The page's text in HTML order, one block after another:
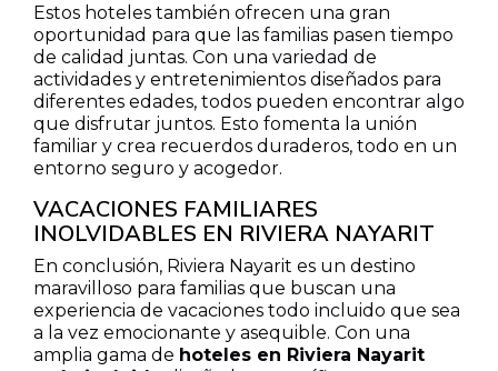
Estos hoteles también ofrecen una gran
oportunidad para que las familias pasen tiempo
de calidad juntas. Con una variedad de
actividades y entretenimientos diseñados para
diferentes edades, todos pueden encontrar algo
que disfrutar juntos. Esto fomenta la unión
familiar y crea recuerdos duraderos, todo en un
entorno seguro y acogedor.
VACACIONES FAMILIARES
INOLVIDABLES EN RIVIERA NAYARIT
En conclusión, Riviera Nayarit es un destino
maravilloso para familias que buscan una
experiencia de vacaciones todo incluido que sea
a la vez emocionante y asequible. Con una
amplia gama de hoteles en Riviera Nayarit